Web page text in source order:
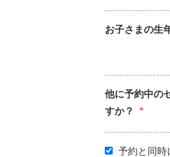
お子さまの生
他に予約中の
すか？
*
予約と同時